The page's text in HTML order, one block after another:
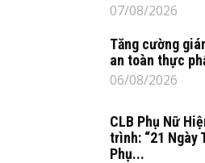
07/08/2026
Tăng cường
an toàn thực
06/08/2026
CLB Phụ Nữ
trình: “21 Ngày
Phụ...